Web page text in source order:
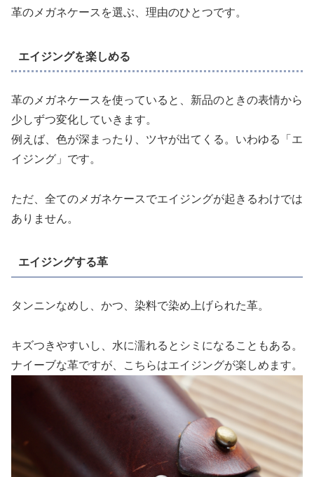
革のメガネケースを選ぶ、理由のひとつです。
エイジングを楽しめる
革のメガネケースを使っていると、新品のときの表情から
少しずつ変化していきます。
例えば、色が深まったり、ツヤが出てくる。いわゆる「エ
イジング」です。
ただ、全てのメガネケースでエイジングが起きるわけでは
ありません。
エイジングする革
タンニンなめし、かつ、染料で染め上げられた革。
キズつきやすいし、水に濡れるとシミになることもある。
ナイーブな革ですが、こちらはエイジングが楽しめます。